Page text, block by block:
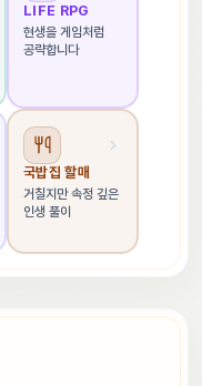
LIFE RPG
현생을 게임처럼
공략합니다
국밥집 할매
거칠지만 속정 깊은
인생 풀이